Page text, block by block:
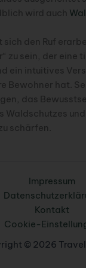
wird auch
sich den Ruf
zu sein, der eine
ein intuitives
Bewohner hat.
das
Waldschutzes
schärfen.
Impressum
Kontakt
Cookie-
© 2026